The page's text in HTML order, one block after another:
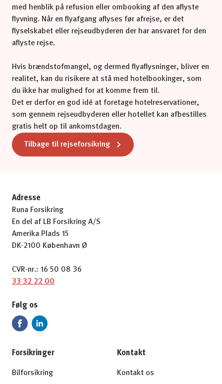
med henblik på refusion eller ombooking af den aflyste
flyvning. Når en flyafgang aflyses før afrejse, er det
flyselskabet eller rejseudbyderen der har ansvaret for den
aflyste rejse.
Hvis brændstofmangel, og dermed flyaflysninger, bliver en
realitet, kan du risikere at stå med hotelbookinger, som
du ikke har mulighed for at komme frem til.
Det er derfor en god idé at foretage hotelreservationer,
som gennem rejseudbyderen eller hotellet kan afbestilles
gratis helt op til ankomstdagen.
Tilbage til rejseforsikring
Adresse
Runa Forsikring
En del af LB Forsikring A/S
Amerika Plads 15
DK-2100 København Ø
CVR-nr.: 16 50 08 36
33 32 22 00
Følg os
Forsikringer
Bilforsikring
Kontakt
Kontakt os